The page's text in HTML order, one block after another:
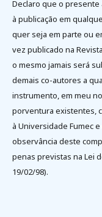
Declaro que o
à publicação em
quer seja em parte ou
vez publicado na
o mesmo jamais será
demais co-autores a
instrumento, em meu
porventura existentes,
à Universidade Fumec
observância deste
penas previstas na Lei
19/02/98).